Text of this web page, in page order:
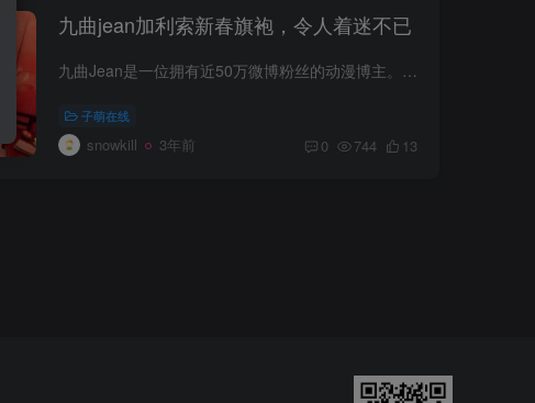
九曲jean加利索新春旗袍，令人着迷不已
九曲Jean是一位拥有近50万微博粉丝的动漫博主。她的作品以其精准的细节和出色的美感而备受赞赏。她具有独特的飒爽外貌，同时又展现出强大的塑造能力。如果你是初次看见她，你会觉得她并不是一个...
子萌在线
snowkill 3年前 0 744 13